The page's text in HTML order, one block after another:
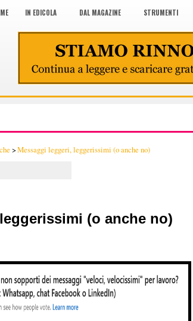
IN EDICOLA DAL MAGAZINE STRUMENTI
>Messaggi leggeri, leggerissimi (o anche no)
(o anche no)